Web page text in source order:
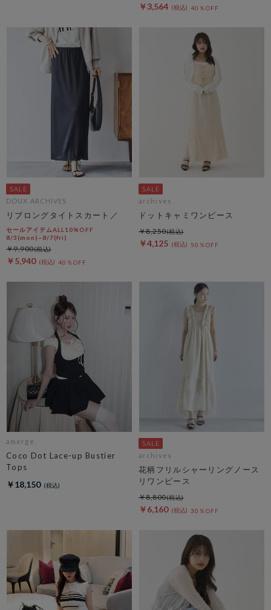
￥3,564 40％OFF
DOUX ARCHIVES
リブロングタイトスカート／
セールアイテムALL10%OFF
8/3(mon)~8/7(fri)
￥5,940 40％OFF
￥9,900
archives
ドットキャミワンピース
￥4,125 50％OFF
￥8,250
amerge.
Coco Dot Lace-up Bustier
Tops
￥18,150
archives
花柄フリルシャーリングノース
リワンピース
￥6,160 30％OFF
￥8,800